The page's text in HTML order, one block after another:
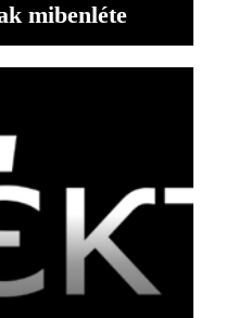
mibenléte